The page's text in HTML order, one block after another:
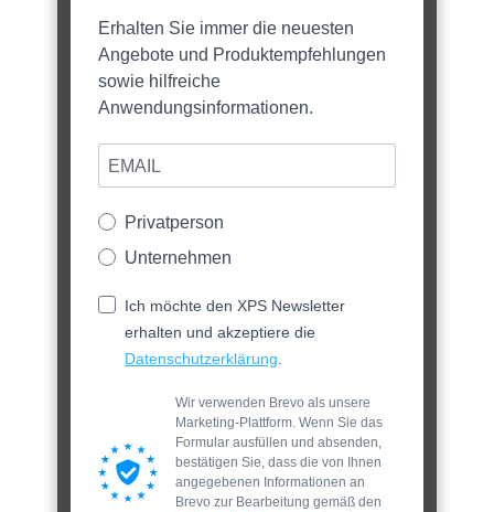
Erhalten Sie immer die neuesten
Angebote und Produktempfehlungen
sowie hilfreiche
Anwendungsinformationen.
Privatperson
Unternehmen
Ich möchte den XPS Newsletter
erhalten und akzeptiere die
Datenschutzerklärung.
Wir verwenden Brevo als unsere
Marketing-Plattform. Wenn Sie das
Formular ausfüllen und absenden,
bestätigen Sie, dass die von Ihnen
angegebenen Informationen an
Brevo zur Bearbeitung gemäß den